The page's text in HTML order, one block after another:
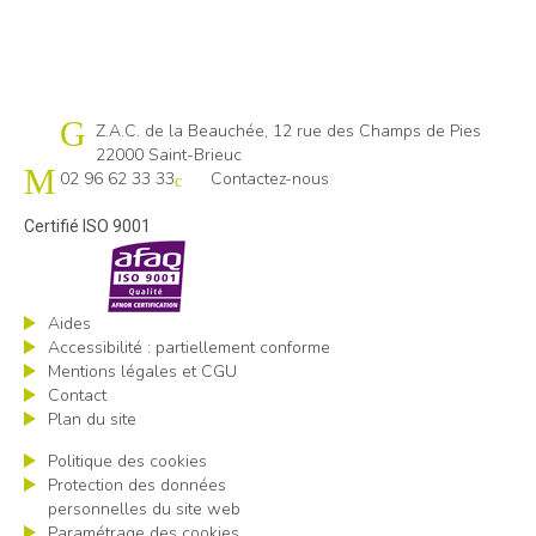
Cap emploi 22
Z.A.C. de la Beauchée, 12 rue des Champs de Pies
22000 Saint-Brieuc
02 96 62 33 33
Contactez-nous
Certifié ISO 9001
Aides
Accessibilité : partiellement conforme
Mentions légales et CGU
Contact
Plan du site
Politique des cookies
Protection des données
personnelles du site web